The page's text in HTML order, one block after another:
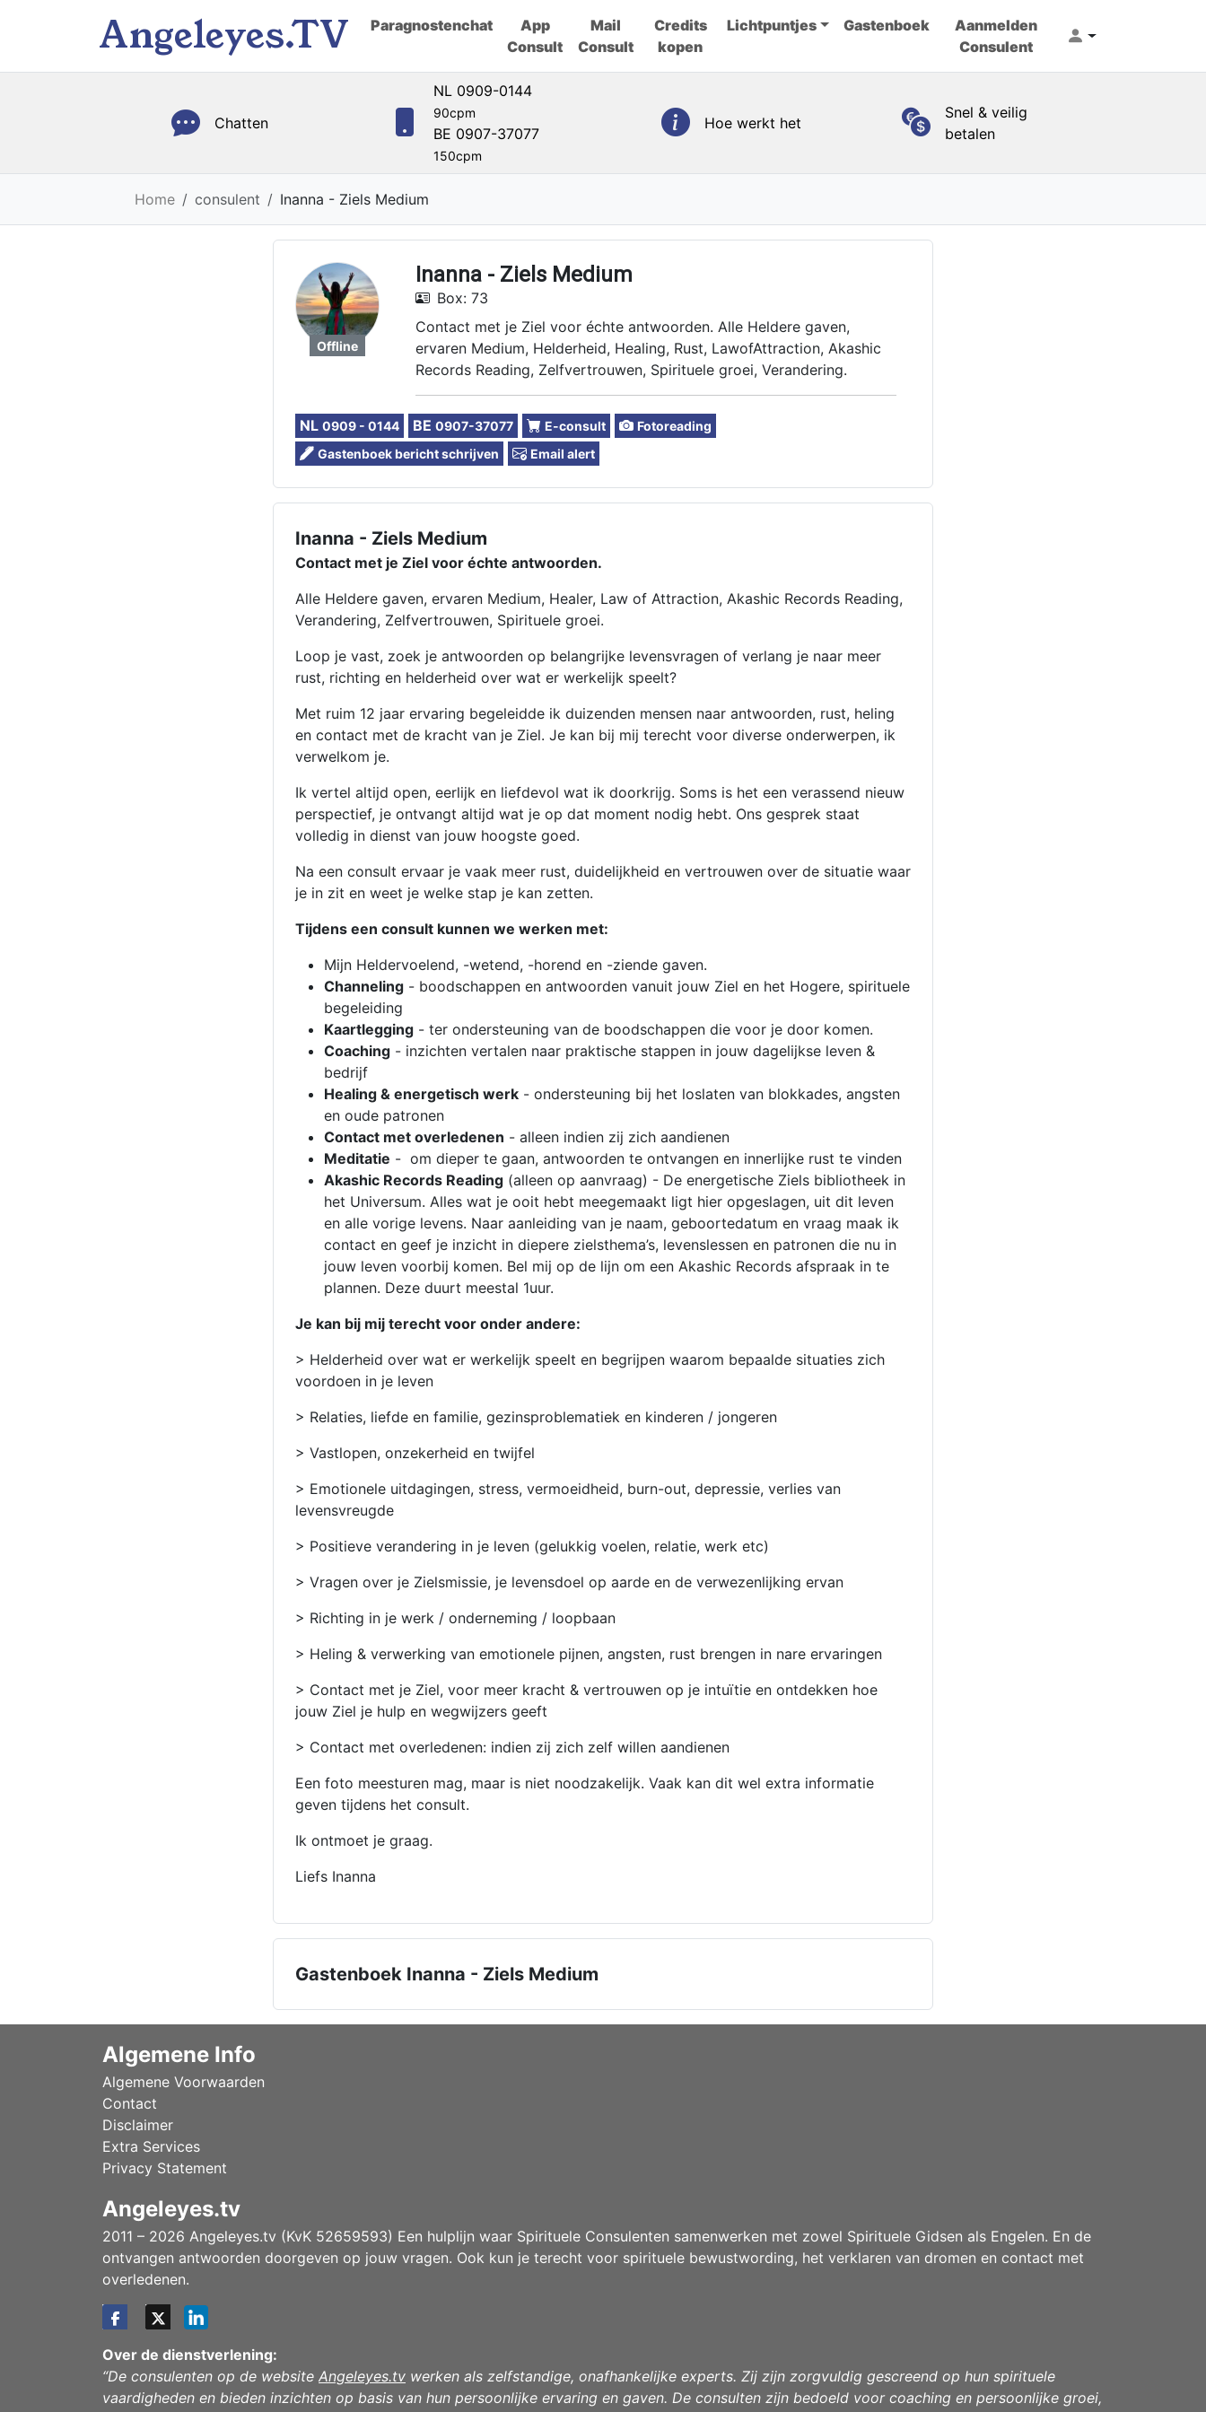
Angeleyes.TV Paragnostenchat
App
Consult
Mail
Consult
Credits
kopen
Lichtpuntjes Gastenboek
Aanmelden
Consulent
Chatten
NL 0909-0144
90cpm
BE 0907-37077
150cpm
Hoe werkt het
Snel & veilig
betalen
Home consulent Inanna - Ziels Medium
Offline
Inanna - Ziels Medium
Box: 73
Contact met je Ziel voor échte antwoorden. Alle Heldere gaven,
ervaren Medium, Helderheid, Healing, Rust, LawofAttraction, Akashic
Records Reading, Zelfvertrouwen, Spirituele groei, Verandering.
NL 0909 - 0144 BE 0907-37077 E-consult
Fotoreading
Gastenboek bericht schrijven
Email alert
Inanna - Ziels Medium
Contact met je Ziel voor échte antwoorden.
Alle Heldere gaven, ervaren Medium, Healer, Law of Attraction, Akashic Records Reading,
Verandering, Zelfvertrouwen, Spirituele groei.
Loop je vast, zoek je antwoorden op belangrijke levensvragen of verlang je naar meer
rust, richting en helderheid over wat er werkelijk speelt?
Met ruim 12 jaar ervaring begeleidde ik duizenden mensen naar antwoorden, rust, heling
en contact met de kracht van je Ziel. Je kan bij mij terecht voor diverse onderwerpen, ik
verwelkom je.
Ik vertel altijd open, eerlijk en liefdevol wat ik doorkrijg. Soms is het een verassend nieuw
perspectief, je ontvangt altijd wat je op dat moment nodig hebt. Ons gesprek staat
volledig in dienst van jouw hoogste goed.
Na een consult ervaar je vaak meer rust, duidelijkheid en vertrouwen over de situatie waar
je in zit en weet je welke stap je kan zetten.
Tijdens een consult kunnen we werken met:
Mijn Heldervoelend, -wetend, -horend en -ziende gaven.
Channeling - boodschappen en antwoorden vanuit jouw Ziel en het Hogere, spirituele
begeleiding
Kaartlegging - ter ondersteuning van de boodschappen die voor je door komen.
Coaching - inzichten vertalen naar praktische stappen in jouw dagelijkse leven &
bedrijf
Healing & energetisch werk - ondersteuning bij het loslaten van blokkades, angsten
en oude patronen
Contact met overledenen - alleen indien zij zich aandienen
Meditatie - om dieper te gaan, antwoorden te ontvangen en innerlijke rust te vinden
Akashic Records Reading (alleen op aanvraag) - De energetische Ziels bibliotheek in
het Universum. Alles wat je ooit hebt meegemaakt ligt hier opgeslagen, uit dit leven
en alle vorige levens. Naar aanleiding van je naam, geboortedatum en vraag maak ik
contact en geef je inzicht in diepere zielsthema’s, levenslessen en patronen die nu in
jouw leven voorbij komen. Bel mij op de lijn om een Akashic Records afspraak in te
plannen. Deze duurt meestal 1uur.
Je kan bij mij terecht voor onder andere:
> Helderheid over wat er werkelijk speelt en begrijpen waarom bepaalde situaties zich
voordoen in je leven
> Relaties, liefde en familie, gezinsproblematiek en kinderen / jongeren
> Vastlopen, onzekerheid en twijfel
> Emotionele uitdagingen, stress, vermoeidheid, burn-out, depressie, verlies van
levensvreugde
> Positieve verandering in je leven (gelukkig voelen, relatie, werk etc)
> Vragen over je Zielsmissie, je levensdoel op aarde en de verwezenlijking ervan
> Richting in je werk / onderneming / loopbaan
> Heling & verwerking van emotionele pijnen, angsten, rust brengen in nare ervaringen
> Contact met je Ziel, voor meer kracht & vertrouwen op je intuïtie en ontdekken hoe
jouw Ziel je hulp en wegwijzers geeft
> Contact met overledenen: indien zij zich zelf willen aandienen
Een foto meesturen mag, maar is niet noodzakelijk. Vaak kan dit wel extra informatie
geven tijdens het consult.
Ik ontmoet je graag.
Liefs Inanna
Gastenboek Inanna - Ziels Medium
Algemene Info
Algemene Voorwaarden
Contact
Disclaimer
Extra Services
Privacy Statement
Angeleyes.tv
2011 – 2026 Angeleyes.tv (KvK 52659593) Een hulplijn waar Spirituele Consulenten samenwerken met zowel Spirituele Gidsen als Engelen. En de
ontvangen antwoorden doorgeven op jouw vragen. Ook kun je terecht voor spirituele bewustwording, het verklaren van dromen en contact met
overledenen.
Over de dienstverlening:
“De consulenten op de website Angeleyes.tv werken als zelfstandige, onafhankelijke experts. Zij zijn zorgvuldig gescreend op hun spirituele
vaardigheden en bieden inzichten op basis van hun persoonlijke ervaring en gaven. De consulten zijn bedoeld voor coaching en persoonlijke groei,